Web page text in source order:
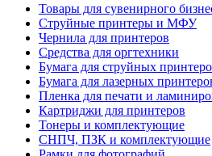
Товары для сувенирного
Струйные принтеры и МФУ
Чернила для принтеров
Средства для оргтехники
Бумага для струйных
Бумага для лазерных
Пленка для печати и
Картриджи для принтеров
Тонеры и комплектующие
СНПЧ, ПЗК и комплектующие